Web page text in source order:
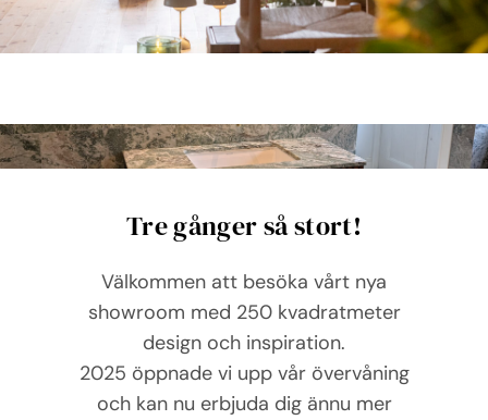
Tre gånger så stort!
Välkommen att besöka vårt nya
showroom med 250 kvadratmeter
design och inspiration.
2025 öppnade vi upp vår övervåning
och kan nu erbjuda dig ännu mer